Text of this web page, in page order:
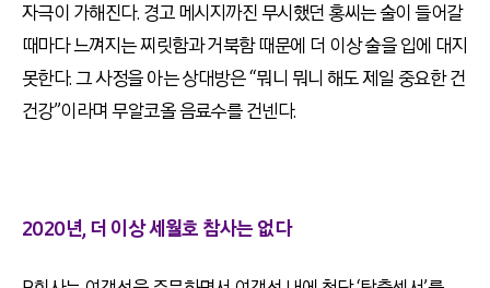
자극이 가해진다. 경고 메시지까진 무시했던 홍씨는 술이 들어갈
때마다 느껴지는 찌릿함과 거북함 때문에 더 이상 술을 입에 대지
못한다. 그 사정을 아는 상대방은 “뭐니 뭐니 해도 제일 중요한 건
건강”이라며 무알코올 음료수를 건넨다.
2020년, 더 이상 세월호 참사는 없다